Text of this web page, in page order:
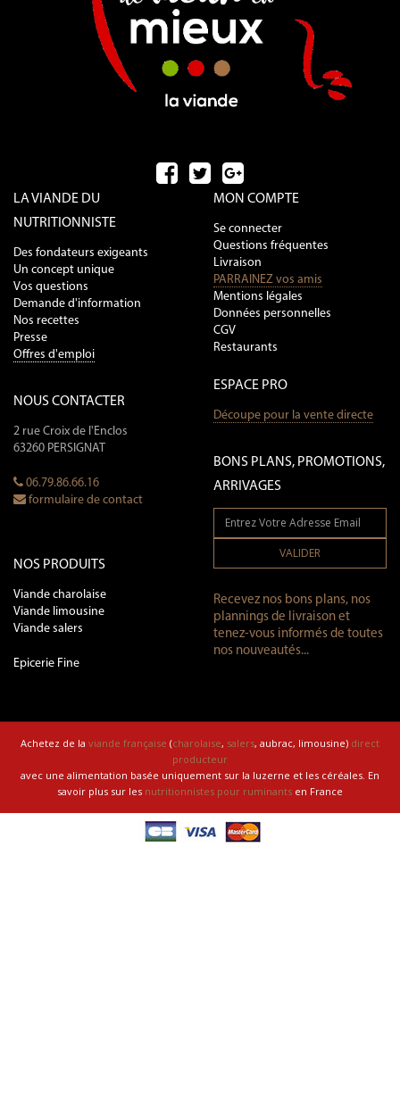
LA VIANDE DU
NUTRITIONNISTE
Des fondateurs exigeants
Un concept unique
Vos questions
Demande d'information
Nos recettes
Presse
Offres d'emploi
NOUS CONTACTER
2 rue Croix de l'Enclos
63260 PERSIGNAT
06.79.86.66.16
formulaire de contact
NOS PRODUITS
Viande charolaise
Viande limousine
Viande salers
Epicerie Fine
MON COMPTE
Se connecter
Questions fréquentes
Livraison
PARRAINEZ vos amis
Mentions légales
Données personnelles
CGV
Restaurants
ESPACE PRO
Découpe pour la vente directe
BONS PLANS, PROMOTIONS,
ARRIVAGES
VALIDER
Recevez nos bons plans, nos
plannings de livraison et
tenez-vous informés de toutes
nos nouveautés...
Achetez de la viande française (charolaise, salers, aubrac, limousine) direct
producteur
avec une alimentation basée uniquement sur la luzerne et les céréales. En
savoir plus sur les nutritionnistes pour ruminants en France